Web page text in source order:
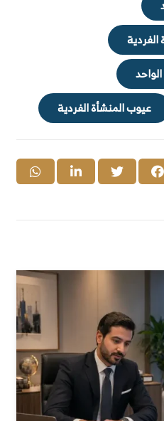
عيوب المنشأة الفردية